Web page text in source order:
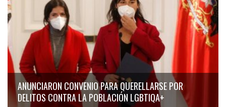
ANUNCIARON CONVENIO PARA QUERELLARSE POR
DELITOS CONTRA LA POBLACIÓN LGBTIQA+